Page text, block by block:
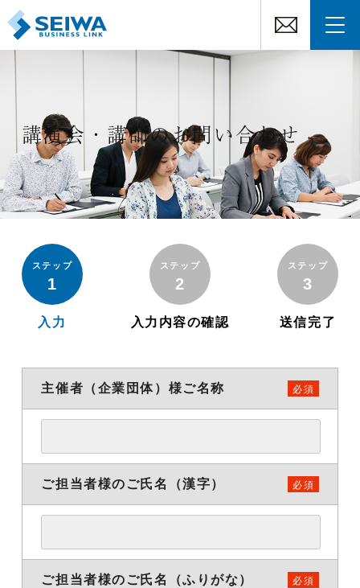
講演会・講師のお問い合わせ
ステップ
1
入力
ステップ
2
入力内容の確認
ステップ
3
送信完了
主催者（企業団体）様ご名称 必須
ご担当者様のご氏名 （漢字） 必須
ご担当者様のご氏名 （ふりがな） 必須